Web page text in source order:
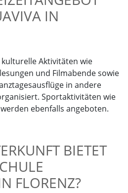
IN
Aktivitäten wie
und Filmabende sowie
in andere
Sportaktivitäten wie
ebenfalls angeboten.
BIETET
FLORENZ?